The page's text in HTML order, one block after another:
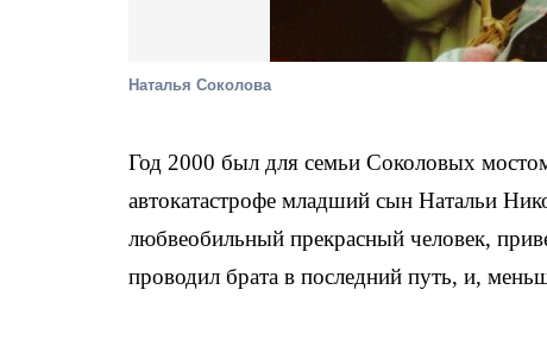
Наталья Соколова
Год 2000 был для семьи Соколовых
автокатастрофе младший сын Натальи
любвеобильный прекрасный человек,
проводил брата в последний путь, и,